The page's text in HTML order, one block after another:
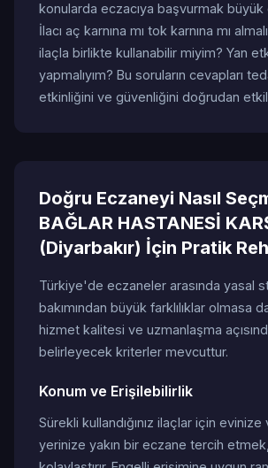
konularda eczacıya başvurmak büyük
İlacı aç karnına mı tok karnına mı
ilaçla birlikte kullanabilir miyim? Yan
yapmalıyım? Bu soruların cevapları
etkinliğini ve güvenliğini doğrudan
Doğru Eczaneyi Nasıl
BAĞLAR HASTANESİ
(Diyarbakır) İçin Pratik
Türkiye'de eczaneler arasında yasal
bakımından büyük farklılıklar olmasa
hizmet kalitesi ve uzmanlaşma
belirleyecek kriterler mevcuttur.
Konum ve Erişilebilirlik
Sürekli kullandığınız ilaçlar için evinize
yerinize yakın bir eczane tercih